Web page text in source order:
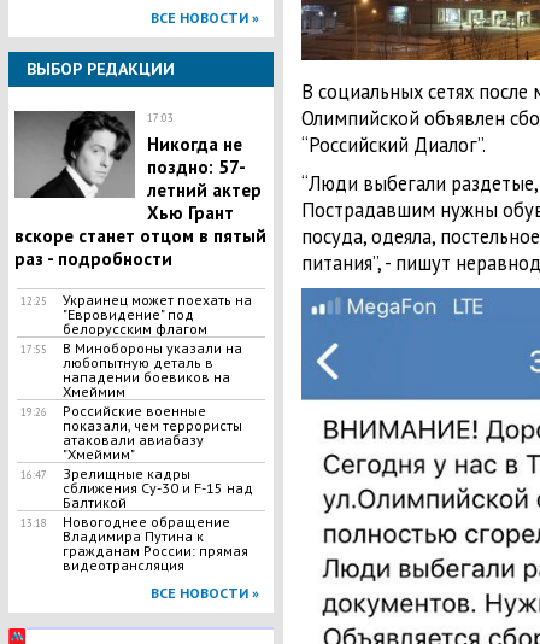
ВСЕ НОВОСТИ »
ВЫБОР РЕДАКЦИИ
17:03
Никогда не
поздно: 57-
летний актер
Хью Грант
вскоре станет отцом в пятый
раз - подробности
12:25
Украинец может поехать на
"Евровидение" под
белорусским флагом
17:55
В Минобороны указали на
любопытную деталь в
нападении боевиков на
Хмеймим
19:26
Российские военные
показали, чем террористы
атаковали авиабазу
"Хмеймим"
16:47
Зрелищные кадры
сближения Су-30 и F-15 над
Балтикой
13:18
Новогоднее обращение
Владимира Путина к
гражданам России: прямая
видеотрансляция
ВСЕ НОВОСТИ »
В социальных сетях
Олимпийской объявлен
“Российский Диалог”.
“Люди выбегали
Пострадавшим нужны
посуда, одеяла,
питания”, - пишут